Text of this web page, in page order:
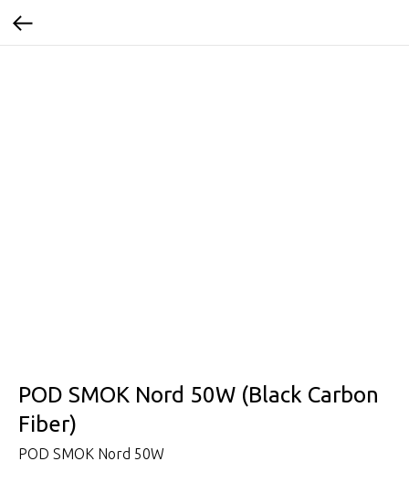
POD SMOK Nord 50W (Black Carbon
Fiber)
POD SMOK Nord 50W